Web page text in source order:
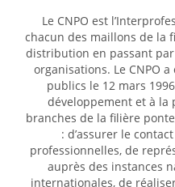
Le CNPO est
chacun des maillons de la
distribution en passant
organisations. Le CNPO
publics le 12 mars
développement et à la
branches de la filière
: d’assurer le
professionnelles, de
auprès des instances
internationales, de